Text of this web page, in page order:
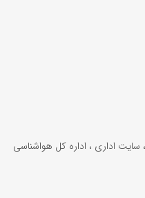
سایت اداری ، اداره کل هواشناسی